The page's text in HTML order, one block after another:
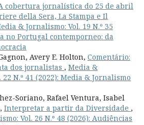
cobertura jornalística do 25 de abril
della Sera, La Stampa e Il
& Jornalismo: Vol. 19 N.º 35
no Portugal contemporneo: da
Avery E. Holton, Comentário:
dos jornalistas , Media &
N.º 41 (2022): Media & Jornalismo
Soriano, Rafael Ventura, Isabel
Interpretar a partir da Diversidade ,
Vol. 26 N.º 48 (2026): Audiências